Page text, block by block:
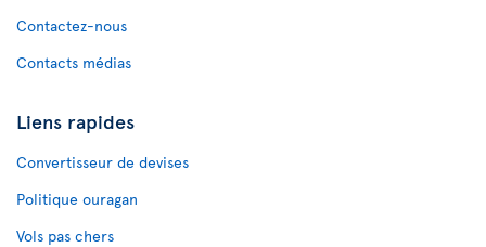
Contactez-nous
Contacts médias
Liens rapides
Convertisseur de devises
Politique ouragan
Vols pas chers